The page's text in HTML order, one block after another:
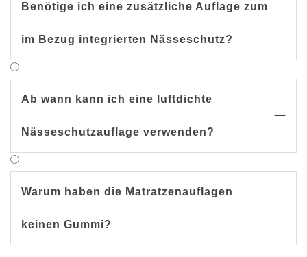
Benötige ich eine zusätzliche Auflage zum
im Bezug integrierten Nässeschutz?

Ab wann kann ich eine luftdichte
Nässeschutzauflage verwenden?

Warum haben die Matratzenauflagen
keinen Gummi?
